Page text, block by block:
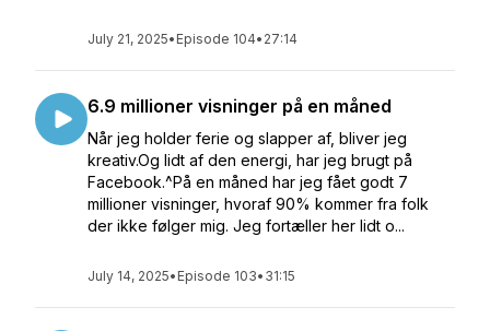
July 21, 2025• Episode 104• 27:14
6.9 millioner visninger på en måned
Når jeg holder ferie og slapper af, bliver jeg
kreativ.Og lidt af den energi, har jeg brugt på
Facebook.^På en måned har jeg fået godt 7
millioner visninger, hvoraf 90% kommer fra folk
der ikke følger mig. Jeg fortæller her lidt o...
July 14, 2025• Episode 103• 31:15